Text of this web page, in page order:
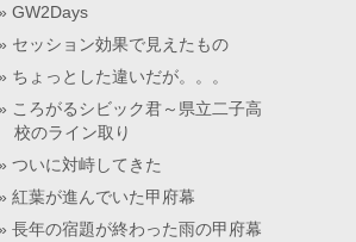
GW2Days
セッション効果で見えたもの
ちょっとした違いだが。。。
ころがるシビック君～県立二子高
校のライン取り
ついに対峙してきた
紅葉が進んでいた甲府幕
長年の宿題が終わった雨の甲府幕